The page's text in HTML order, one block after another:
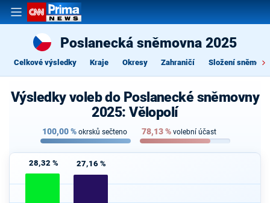
Poslanecká sněmovna 2025
Celkové výsledky Kraje Okresy Zahraničí Složení
Výsledky voleb do Poslanecké sněmovny
2025: Vělopolí
100,00% okrsků sečteno 78,13% volební účast
28,32 % 27,16 %